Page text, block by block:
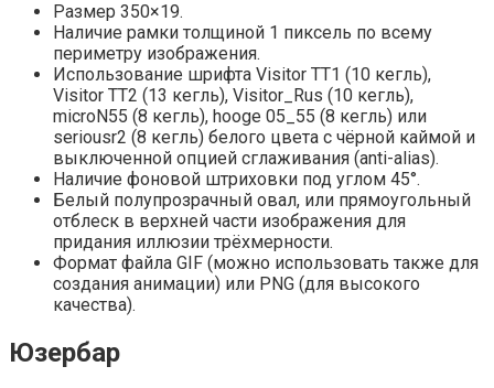
Размер 350×19.
Наличие рамки толщиной 1 пиксель по всему
периметру изображения.
Использование шрифта Visitor TT1 (10 кегль),
Visitor TT2 (13 кегль), Visitor_Rus (10 кегль),
microN55 (8 кегль), hooge 05_55 (8 кегль) или
seriousr2 (8 кегль) белого цвета с чёрной каймой и
выключенной опцией сглаживания (anti-alias).
Наличие фоновой штриховки под углом 45°.
Белый полупрозрачный овал, или прямоугольный
отблеск в верхней части изображения для
придания иллюзии трёхмерности.
Формат файла GIF (можно использовать также для
создания анимации) или PNG (для высокого
качества).
Юзербар